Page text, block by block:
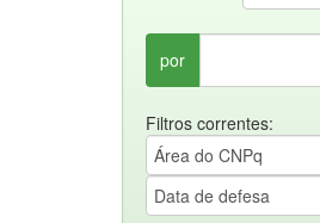
por
Filtros correntes: